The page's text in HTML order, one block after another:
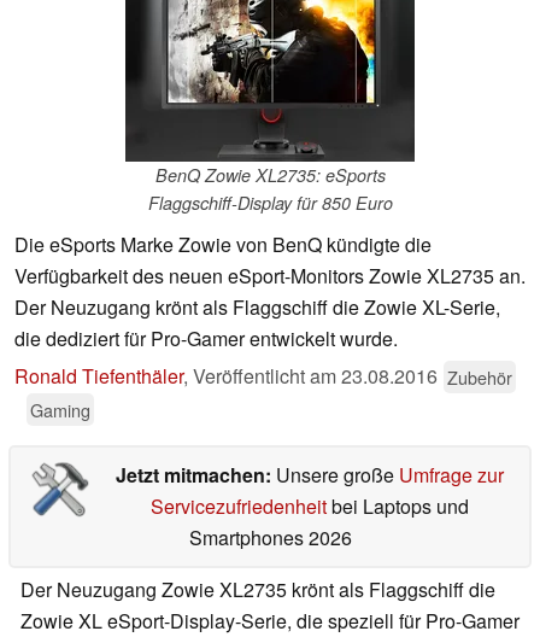
BenQ Zowie XL2735: eSports
Flaggschiff-Display für 850 Euro
Die eSports Marke Zowie von BenQ kündigte die
Verfügbarkeit des neuen eSport-Monitors Zowie XL2735 an.
Der Neuzugang krönt als Flaggschiff die Zowie XL-Serie,
die dediziert für Pro-Gamer entwickelt wurde.
Ronald Tiefenthäler, Veröffentlicht am23.08.2016 Zubehör
Gaming
Jetzt mitmachen: Unsere große Umfrage zur
Servicezufriedenheitbei Laptops und
Smartphones 2026
Der Neuzugang Zowie XL2735 krönt als Flaggschiff die
Zowie XL eSport-Display-Serie, die speziell für Pro-Gamer